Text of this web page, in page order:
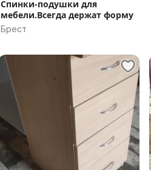
Спинки-подушки для
мебели.Всегда держат форму
Брест